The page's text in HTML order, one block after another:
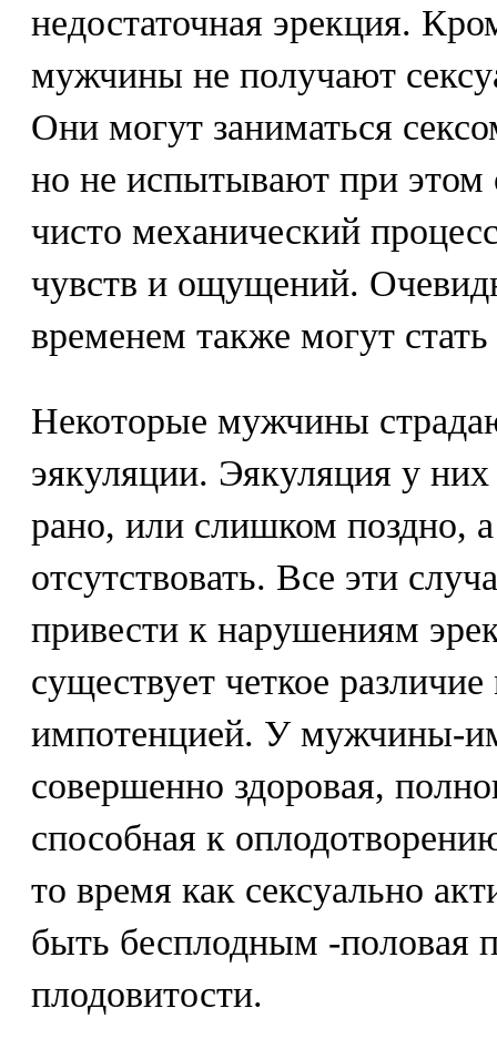
недостаточная эрекция.
мужчины не получают
Они могут заниматься
но не испытывают при этом
чисто механический
чувств и ощущений.
временем также могут
Некоторые мужчины
эякуляции. Эякуляция у
рано, или слишком поздно,
отсутствовать. Все эти
привести к нарушениям
существует четкое
импотенцией. У мужчины-
совершенно здоровая,
способная к
то время как сексуально
быть бесплодным -половая
плодовитости.